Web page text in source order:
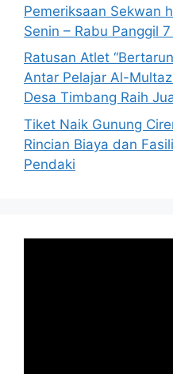
Pemeriksaan Sekwan
Senin – Rabu Panggil
Ratusan Atlet
Antar Pelajar Al-
Desa Timbang Raih
Tiket Naik Gunung
Rincian Biaya dan
Pendaki